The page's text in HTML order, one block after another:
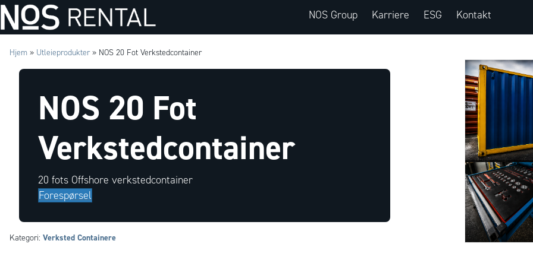
NOS Group Karriere ESG Kontakt
Hjem » Utleieprodukter » NOS 20 Fot Verkstedcontainer
NOS 20 Fot
Verkstedcontainer
20 fots Offshore verkstedcontainer
Forespørsel
Kategori: Verksted Containere